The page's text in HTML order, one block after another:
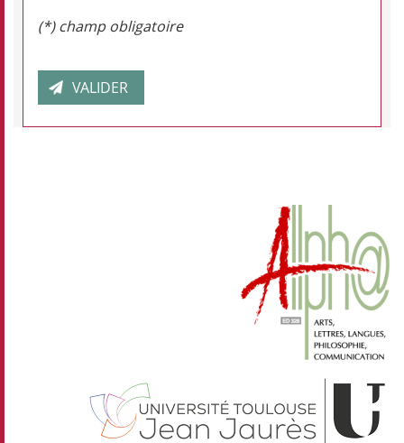
(*) champ obligatoire